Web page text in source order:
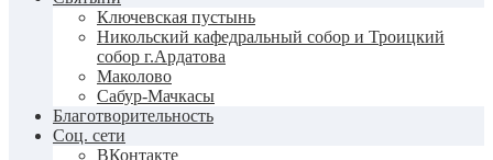
Ключевская пустынь
Никольский кафедральный собор и Троицкий
собор г.Ардатова
Маколово
Сабур-Мачкасы
Благотворительность
Соц. сети
ВКонтакте